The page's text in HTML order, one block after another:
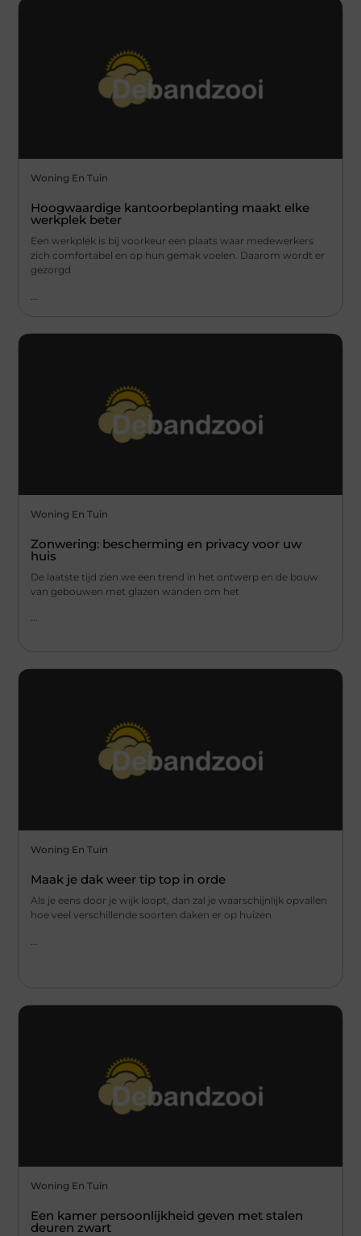
Woning En Tuin
Hoogwaardige kantoorbeplanting maakt elke
werkplek beter
Een werkplek is bij voorkeur een plaats waar medewerkers
zich comfortabel en op hun gemak voelen. Daarom wordt er
gezorgd
Woning En Tuin
Zonwering: bescherming en privacy voor uw
huis
De laatste tijd zien we een trend in het ontwerp en de bouw
van gebouwen met glazen wanden om het
...
Woning En Tuin
Maak je dak weer tip top in orde
Als je eens door je wijk loopt, dan zal je waarschijnlijk opvallen
hoe veel verschillende soorten daken er op huizen
Woning En Tuin
Een kamer persoonlijkheid geven met stalen
deuren zwart